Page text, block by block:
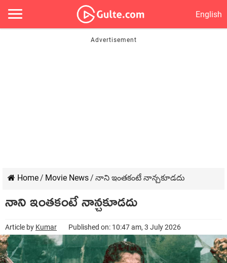
English
Home/ Movie News/ నాని ఇంతకంటే నాన్చకూడదు
నాని ఇంతకంటే నాన్చకూడదు
Article by Kumar Published on: 10:47 am, 3 July 2026